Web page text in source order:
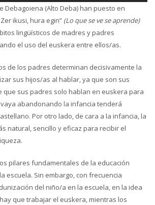
Debagoiena (Alto Deba) han puesto en
ikusi, hura egin” (Lo que se ve se aprende)
lingüísticos de madres y padres
el uso del euskera entre ellos/as.
de los padres determinan decisivamente la
sus hijos/as al hablar, ya que son sus
que sus padres solo hablan en euskera para
abandonando la infancia tenderá
Por otro lado, de cara a la infancia, la
natural, sencillo y eficaz para recibir el
pilares fundamentales de la educación
escuela. Sin embargo, con frecuencia
del niño/a en la escuela, en la idea
que trabajar el euskera, mientras los